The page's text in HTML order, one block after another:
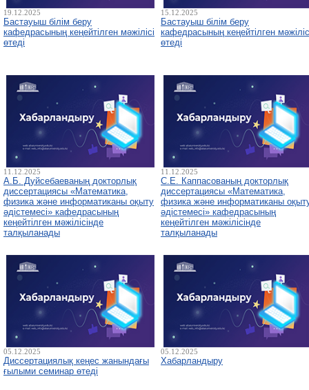
19.12.2025
Бастауыш білім беру
кафедрасының кеңейтілген мәжілісі
өтеді
15.12.2025
Бастауыш білім беру
кафедрасының кеңейтілген
өтеді
11.12.2025
А.Б. Дуйсебаеваның докторлық
диссертациясы «Математика,
физика және информатиканы оқыту
әдістемесі» кафедрасының
кеңейтілген мәжілісінде
талқыланады
11.12.2025
С.Е. Каппасованың докторлық
диссертациясы «Математика,
физика және информатиканы
әдістемесі» кафедрасының
кеңейтілген мәжілісінде
талқыланады
05.12.2025
Диссертациялық кеңес жанындағы
ғылыми семинар өтеді
05.12.2025
Хабарландыру